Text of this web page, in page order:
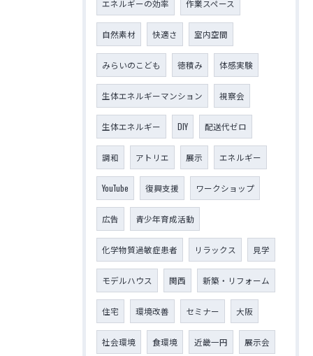
エネルギーの効率 作業スペース
自然素材 快適さ 室内空間
みらいのこども 徳積み 体感実験
生体エネルギーマンション 視察会
生体エネルギー DIY 配送代ゼロ
調和 アトリエ 展示 エネルギー
YouTube 復興支援 ワークショップ
広告 青少年育成活動
化学物質過敏症患者 リラックス 見学
モデルハウス 関西 新築・リフォーム
住宅 環境改善 セミナー 大阪
社会環境 食環境 近畿一円 展示会